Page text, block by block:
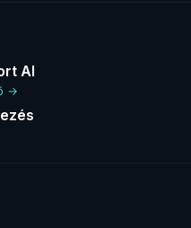
AI
→